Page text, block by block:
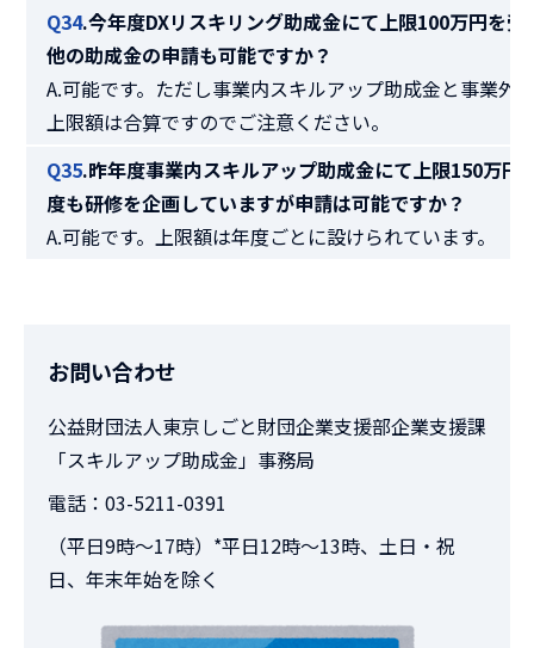
Q34.今年度DXリスキリング助成金にて上限100万円を
他の助成金の申請も可能ですか？
A.可能です。ただし事業内スキルアップ助成金と事業外
上限額は合算ですのでご注意ください。
Q35.昨年度事業内スキルアップ助成金にて上限150万円
度も研修を企画していますが申請は可能ですか？
A.可能です。上限額は年度ごとに設けられています。
お問い合わせ
公益財団法人東京しごと財団企業支援部企業支援課
「スキルアップ助成金」事務局
電話：03-5211-0391
（平日9時～17時）*平日12時～13時、土日・祝
日、年末年始を除く